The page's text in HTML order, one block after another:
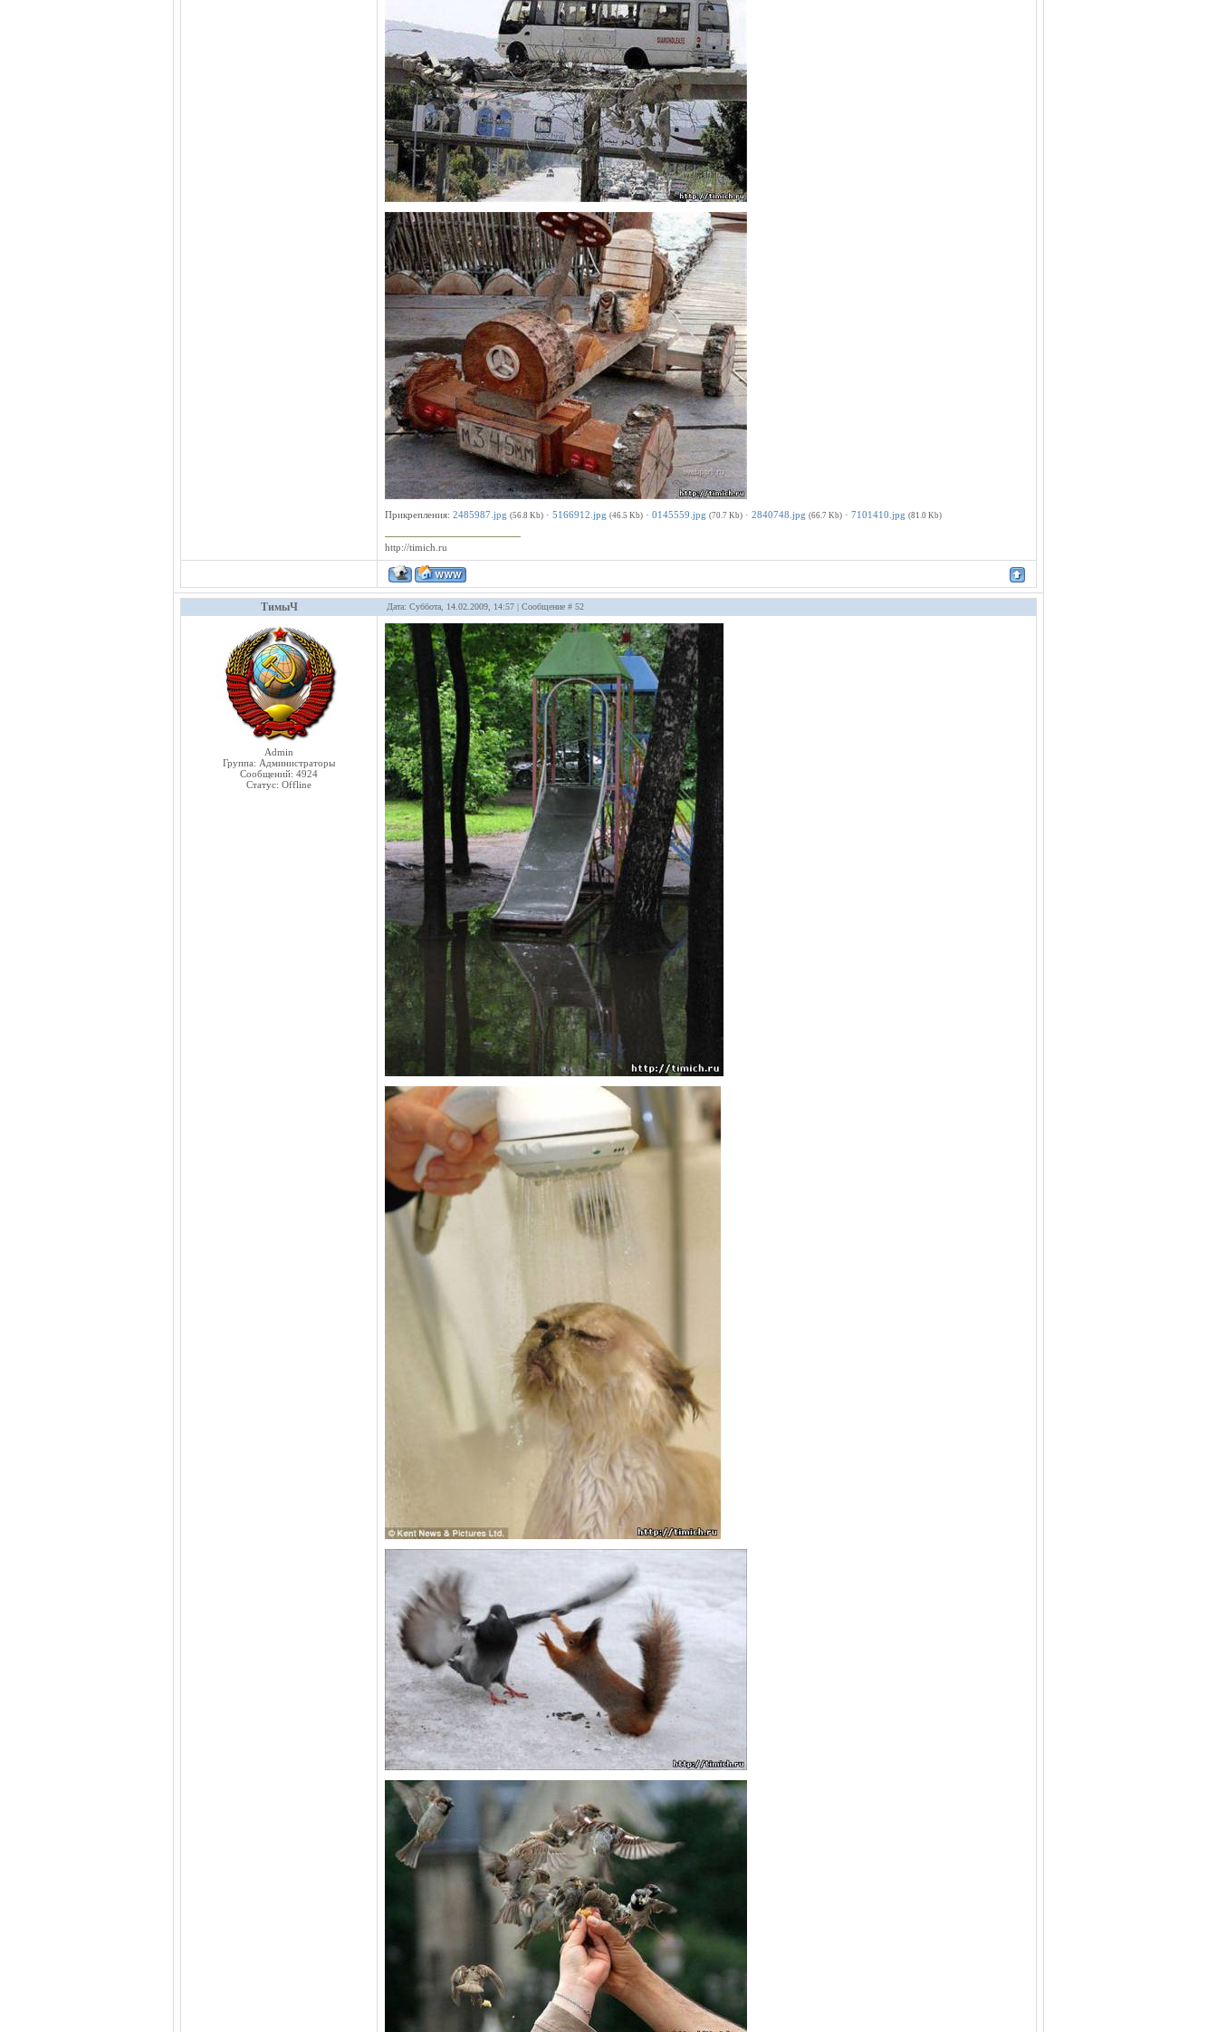
Прикрепления: 2485987.jpg (56.8 Kb) · 5166912.jpg (46.5 Kb) · 0145559.jpg (70.7 Kb) · 2840748.jpg (66.7 Kb) · 7101410.jpg (81.0 Kb)
http://timich.ru
ТимыЧ Дата: Суббота, 14.02.2009, 14:57 | Сообщение # 52
Admin
Группа: Администраторы
Сообщений: 4924
Статус: Offline